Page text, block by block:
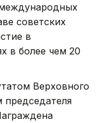
советских
в
в более чем 20
Верховного
председателя